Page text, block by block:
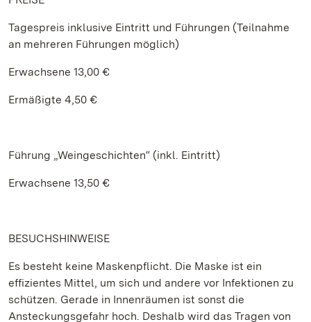
Tagespreis inklusive Eintritt und Führungen (Teilnahme
an mehreren Führungen möglich)
Erwachsene 13,00 €
Ermäßigte 4,50 €
Führung „Weingeschichten“ (inkl. Eintritt)
Erwachsene 13,50 €
BESUCHSHINWEISE
Es besteht keine Maskenpflicht. Die Maske ist ein
effizientes Mittel, um sich und andere vor Infektionen zu
schützen. Gerade in Innenräumen ist sonst die
Ansteckungsgefahr hoch. Deshalb wird das Tragen von